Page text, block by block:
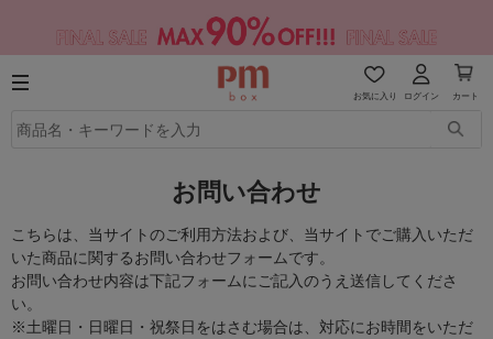
お気に入り ログイン カート
お問い合わせ
こちらは、当サイトのご利用方法および、当サイトでご購入いただ
いた商品に関するお問い合わせフォームです。
お問い合わせ内容は下記フォームにご記入のうえ送信してくださ
い。
※土曜日・日曜日・祝祭日をはさむ場合は、対応にお時間をいただ